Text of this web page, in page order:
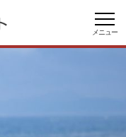
メニュー